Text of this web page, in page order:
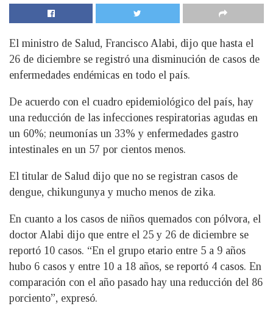
El ministro de Salud, Francisco Alabi, dijo que hasta el
26 de diciembre se registró una disminución de casos de
enfermedades endémicas en todo el país.
De acuerdo con el cuadro epidemiológico del país, hay
una reducción de las infecciones respiratorias agudas en
un 60%; neumonías un 33% y enfermedades gastro
intestinales en un 57 por cientos menos.
El titular de Salud dijo que no se registran casos de
dengue, chikungunya y mucho menos de zika.
En cuanto a los casos de niños quemados con pólvora, el
doctor Alabi dijo que entre el 25 y 26 de diciembre se
reportó 10 casos. “En el grupo etario entre 5 a 9 años
hubo 6 casos y entre 10 a 18 años, se reportó 4 casos. En
comparación con el año pasado hay una reducción del 86
porciento”, expresó.